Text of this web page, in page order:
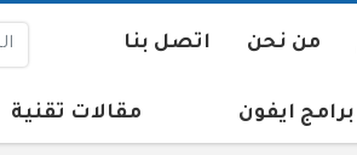
من نحن اتصل بنا
برامج ايفون مقالات تقنية